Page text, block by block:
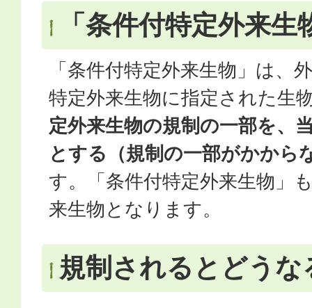
「条件付特定外来生
「条件付特定外来生物」は、
特定外来生物に指定された生
定外来生物の規制の一部を、
とする（規制の一部がかから
す。「条件付特定外来生物」
来生物となります。
規制されるとどうな